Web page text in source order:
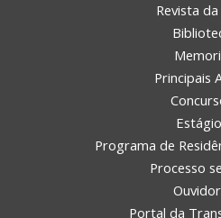
Revista da
Principais
Programa de
Processo
Portal da